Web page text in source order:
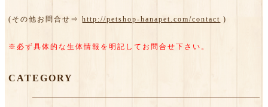
(その他お問合せ⇒http://petshop-hanapet.com/contact )
※必ず具体的な生体情報を明記してお問合せ下さい。
CATEGORY